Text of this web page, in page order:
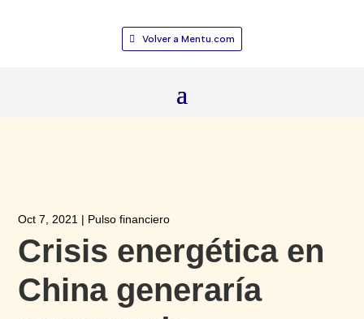
Volver a Mentu.com
Oct 7, 2021 | Pulso financiero
Crisis energética en
China generaría